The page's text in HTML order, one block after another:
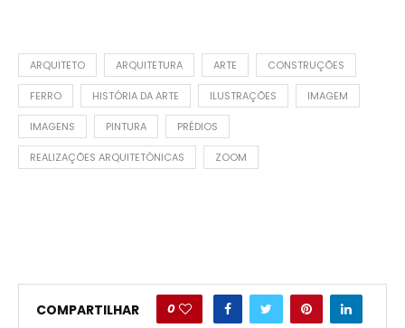
ARQUITETO ARQUITETURA ARTE CONSTRUÇÕES
FERRO HISTÓRIA DA ARTE ILUSTRAÇÕES IMAGEM
IMAGENS PINTURA PRÉDIOS
REALIZAÇÕES ARQUITETÔNICAS ZOOM
COMPARTILHAR 0